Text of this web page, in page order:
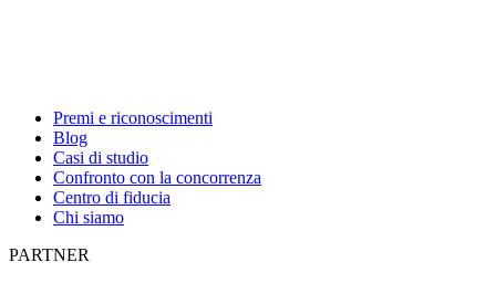
Premi e riconoscimenti
Blog
Casi di studio
Confronto con la concorrenza
Centro di fiducia
Chi siamo
PARTNER